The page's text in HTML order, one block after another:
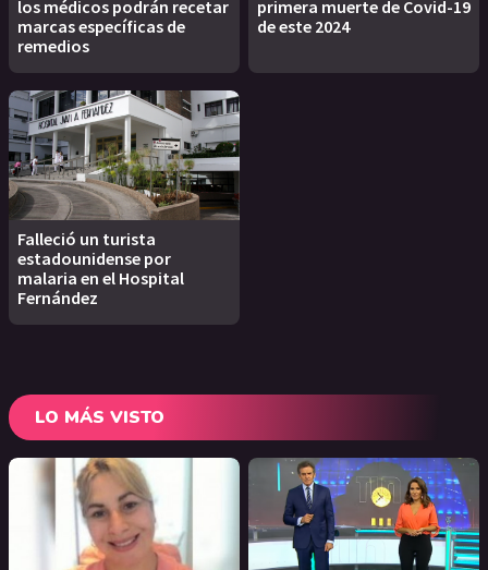
los médicos podrán recetar
marcas específicas de
remedios
primera muerte de Covid-19
de este 2024
Falleció un turista
estadounidense por
malaria en el Hospital
Fernández
LO MÁS VISTO